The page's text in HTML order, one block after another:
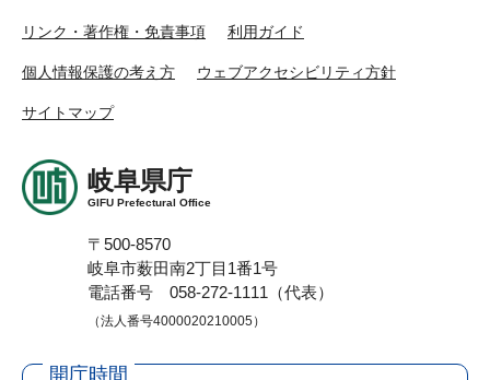
リンク・著作権・免責事項 利用ガイド
個人情報保護の考え方 ウェブアクセシビリティ方針
サイトマップ
岐阜県庁
GIFU Prefectural Office
〒500-8570
岐阜市薮田南2丁目1番1号
電話番号 058-272-1111（代表）
（法人番号4000020210005）
開庁時間